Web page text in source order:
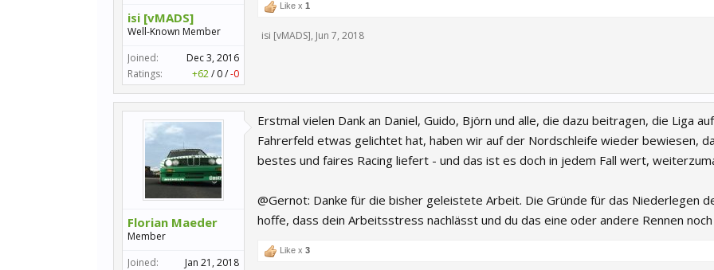
isi [vMADS]
Well-Known Member
Joined:
Dec 3, 2016
Ratings:
+62/ 0/-0
Like x 1
isi [vMADS], Jun 7, 2018
Florian Maeder
Member
Joined:
Jan 21, 2018
Erstmal vielen Dank an Daniel, Guido, Björn und alle, die dazu beitragen, die Liga
Fahrerfeld etwas gelichtet hat, haben wir auf der Nordschleife wieder bewiesen,
bestes und faires Racing liefert - und das ist es doch in jedem Fall wert,
@Gernot: Danke für die bisher geleistete Arbeit. Die Gründe für das Niederlegen
hoffe, dass dein Arbeitsstress nachlässt und du das eine oder andere Rennen
Like x 3